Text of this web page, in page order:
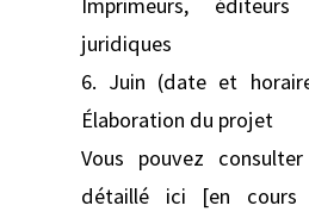
juridiques
6. Juin (date et
Élaboration du projet
Vous pouvez
détaillé ici [en cours